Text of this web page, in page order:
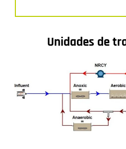
Unidades de